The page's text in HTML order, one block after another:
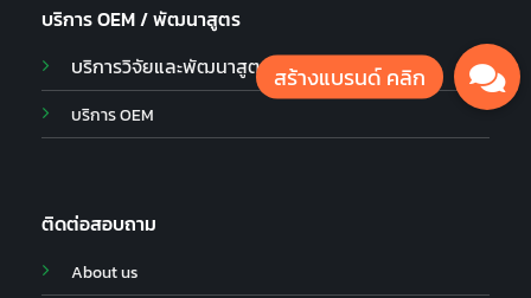
บริการ OEM / พัฒนาสูตร
บริการวิจัยและพัฒนาสูตร
บริการ OEM
ติดต่อสอบถาม
About us